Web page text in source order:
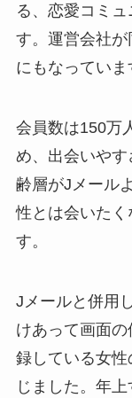
る、恋愛コミ
す。運営会社
にもなっていま
会員数は150万
め、出会いや
齢層がJメール
性とは会いたく
す。
Jメールと併用
けあって画面
録している女
じました。年